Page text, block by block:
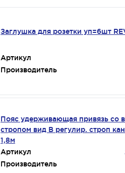
Заглушка для розетки уп=6шт
Артикул
Производитель
Пояс удерживающая привязь со
стропом вид В регулир. строп
1,8м
Артикул
Производитель